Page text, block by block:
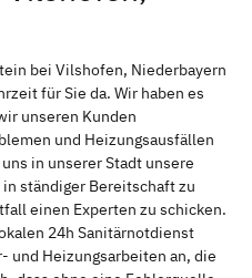
bei Vilshofen, Niederbayern
für Sie da. Wir haben es
unseren Kunden
und Heizungsausfällen
in unserer Stadt unsere
ständiger Bereitschaft zu
einen Experten zu schicken.
24h Sanitärnotdienst
und Heizungsarbeiten an, die